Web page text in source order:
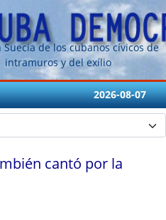
Suecia de los cubanos cívicos de
intramuros y del exílio
2026-08-07
cantó por la